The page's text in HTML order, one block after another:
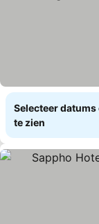
Selecteer
te zien